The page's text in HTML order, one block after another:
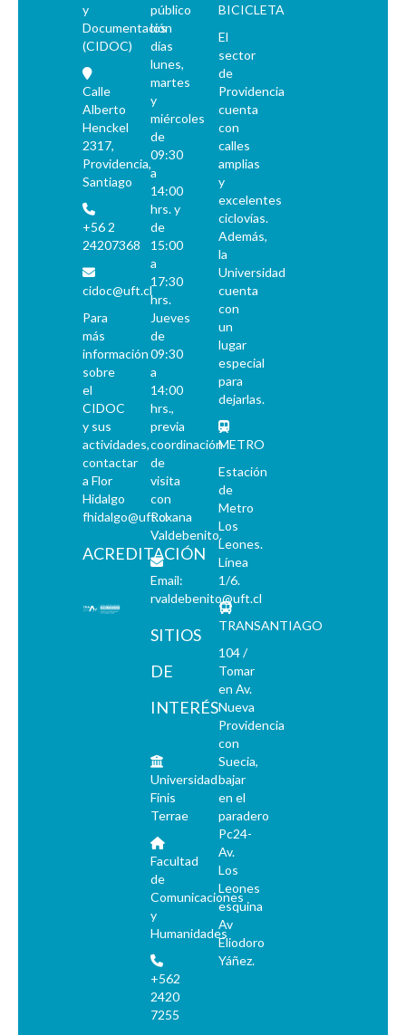
y
Documentación
(CIDOC)
Calle
Alberto
Henckel
2317,
Providencia,
Santiago
+56 2
24207368
cidoc@uft.cl
Para
más
información
sobre
el
CIDOC
y sus
actividades,
contactar
a Flor
Hidalgo
fhidalgo@uft.cl
ACREDITACIÓN
público
los
días
lunes,
martes
y
miércoles
de
09:30
a
14:00
hrs. y
de
15:00
a
17:30
hrs.
Jueves
de
09:30
a
14:00
hrs.,
previa
coordinación
de
visita
con
Roxana
Valdebenito.
Email:
rvaldebenito@uft.cl
SITIOS
DE
INTERÉS
Universidad
Finis
Terrae
Facultad
de
Comunicaciones
y
Humanidades
+562
2420
7255
BICICLETA
El
sector
de
Providencia
cuenta
con
calles
amplias
y
excelentes
ciclovías.
Además,
la
Universidad
cuenta
con
un
lugar
especial
para
dejarlas.
METRO
Estación
de
Metro
Los
Leones.
Línea
1/6.
TRANSANTIAGO
104 /
Tomar
en Av.
Nueva
Providencia
con
Suecia,
bajar
en el
paradero
Pc24-
Av.
Los
Leones
esquina
Av
Eliodoro
Yáñez.